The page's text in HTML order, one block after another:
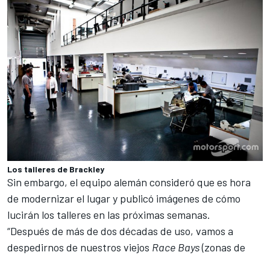
Los talleres de Brackley
Sin embargo, el equipo alemán consideró que es hora
de modernizar el lugar y publicó imágenes de cómo
lucirán los talleres en las próximas semanas.
“Después de más de dos décadas de uso, vamos a
despedirnos de nuestros viejos Race Bays(zonas de